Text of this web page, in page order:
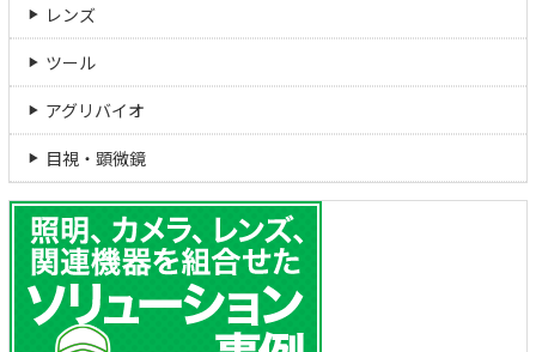
レンズ
ツール
アグリバイオ
目視・顕微鏡